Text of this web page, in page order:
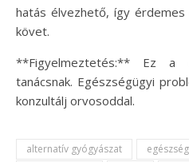
hatás élvezhető, így
követ.
**Figyelmeztetés:** Ez a
tanácsnak. Egészségügyi
konzultálj orvosoddal.
alternatív gyógyászat egészség